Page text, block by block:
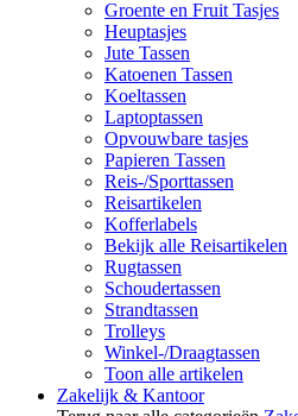
Groente en Fruit Tasjes
Heuptasjes
Jute Tassen
Katoenen Tassen
Koeltassen
Laptoptassen
Opvouwbare tasjes
Papieren Tassen
Reis-/Sporttassen
Reisartikelen
Kofferlabels
Bekijk alle Reisartikelen
Rugtassen
Schoudertassen
Strandtassen
Trolleys
Winkel-/Draagtassen
Toon alle artikelen
Zakelijk & Kantoor